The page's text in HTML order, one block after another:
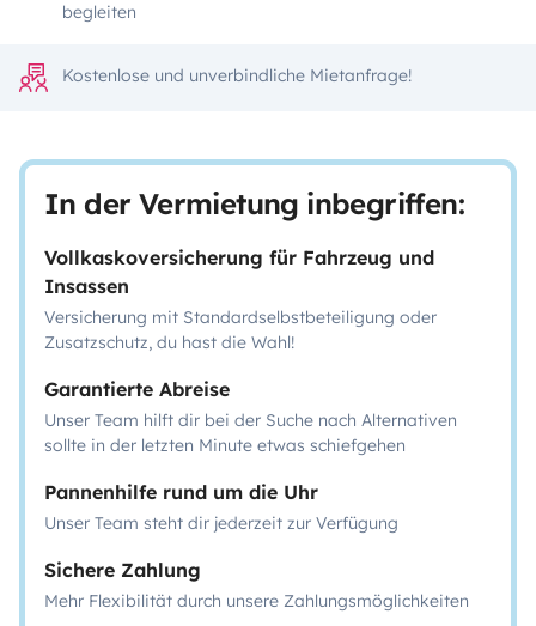
begleiten
Kostenlose und unverbindliche Mietanfrage!
In der Vermietung inbegriffen:
Vollkaskoversicherung für Fahrzeug und
Insassen
Versicherung mit Standardselbstbeteiligung oder
Zusatzschutz, du hast die Wahl!
Garantierte Abreise
Unser Team hilft dir bei der Suche nach Alternativen
sollte in der letzten Minute etwas schiefgehen
Pannenhilfe rund um die Uhr
Unser Team steht dir jederzeit zur Verfügung
Sichere Zahlung
Mehr Flexibilität durch unsere Zahlungsmöglichkeiten